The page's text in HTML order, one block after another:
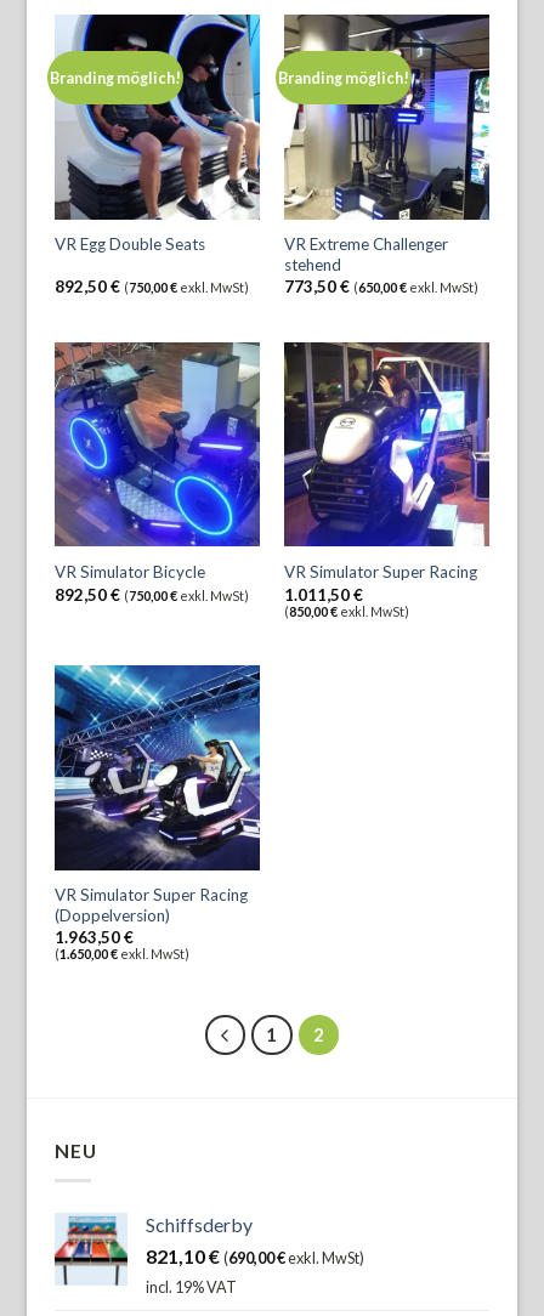
Branding möglich!
VR Egg Double Seats
892,50€ (750,00€ exkl. MwSt)
Branding möglich!
VR Extreme Challenger
stehend
773,50€ (650,00€exkl. MwSt)
VR Simulator Bicycle
892,50€ (750,00€ exkl. MwSt)
VR Simulator Super Racing
1.011,50€
(850,00€exkl. MwSt)
VR Simulator Super Racing
(Doppelversion)
1.963,50€
(1.650,00€ exkl. MwSt)
1 2
NEU
Schiffsderby
821,10€ (690,00€exkl. MwSt)
incl. 19% VAT